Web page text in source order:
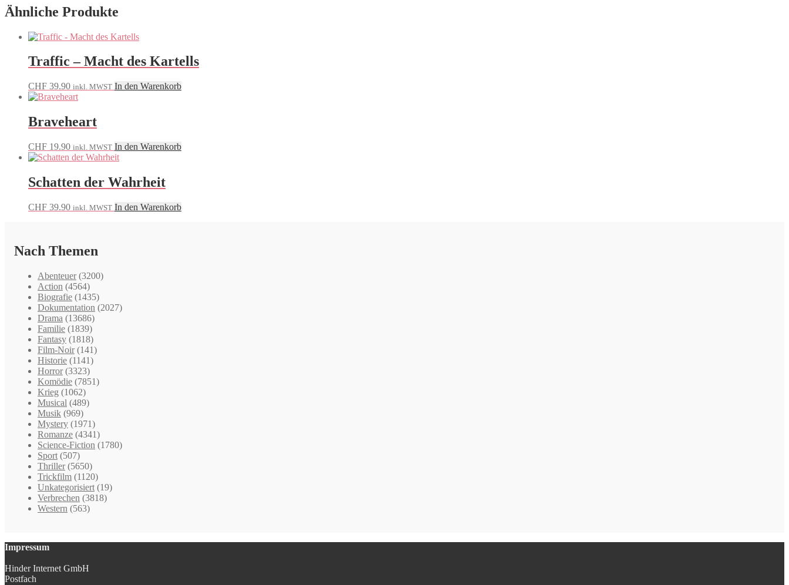
Ähnliche Produkte
Traffic – Macht des Kartells
CHF 39.90 inkl. MWST In den Warenkorb
Braveheart
CHF 19.90 inkl. MWST In den Warenkorb
Schatten der Wahrheit
CHF 39.90 inkl. MWST In den Warenkorb
Nach Themen
Abenteuer (3200)
Action (4564)
Biografie (1435)
Dokumentation (2027)
Drama (13686)
Familie (1839)
Fantasy (1818)
Film-Noir (141)
Historie (1141)
Horror (3323)
Komödie (7851)
Krieg (1062)
Musical (489)
Musik (969)
Mystery (1971)
Romanze (4341)
Science-Fiction (1780)
Sport (507)
Thriller (5650)
Trickfilm (1120)
Unkategorisiert (19)
Verbrechen (3818)
Western (563)
Impressum
Hinder Internet GmbH
Postfach